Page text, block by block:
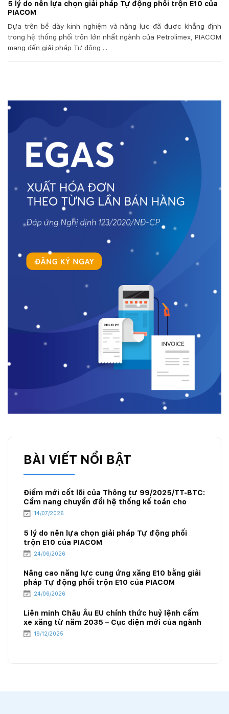
5 lý do nên lựa chọn giải pháp Tự động phối trộn E10 của
PIACOM
Dựa trên bề dày kinh nghiệm và năng lực đã được khẳng định
trong hệ thống phối trộn lớn nhất ngành của Petrolimex, PIACOM
mang đến giải pháp Tự động ...
BÀI VIẾT NỔI BẬT
Điểm mới cốt lõi của Thông tư 99/2025/TT-BTC:
Cẩm nang chuyển đổi hệ thống kế toán cho
doanh nghiệp xăng dầu
14/07/2026
5 lý do nên lựa chọn giải pháp Tự động phối
trộn E10 của PIACOM
24/06/2026
Nâng cao năng lực cung ứng xăng E10 bằng giải
pháp Tự động phối trộn E10 của PIACOM
24/06/2026
Liên minh Châu Âu EU chính thức huỷ lệnh cấm
xe xăng từ năm 2035 – Cục diện mới của ngành
năng lượng
19/12/2025